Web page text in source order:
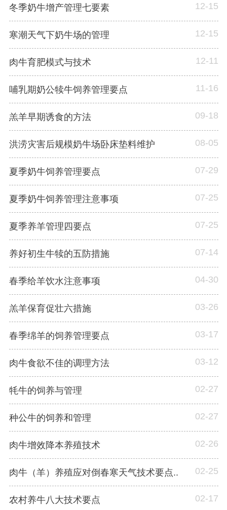
冬季奶牛增产管理七要素 12-15
寒潮天气下奶牛场的管理 12-15
肉牛育肥模式与技术 12-11
哺乳期奶公犊牛饲养管理要点 11-16
羔羊早期诱食的方法 09-18
洪涝灾害后规模奶牛场卧床垫料维护 08-05
夏季奶牛饲养管理要点 07-29
夏季奶牛饲养管理注意事项 07-25
夏季养羊管理四要点 07-25
养好初生牛犊的五防措施 07-14
春季给羊饮水注意事项 04-30
羔羊保育促壮六措施 03-26
春季绵羊的饲养管理要点 03-17
肉牛食欲不佳的调理方法 03-12
牦牛的饲养与管理 02-27
种公牛的饲养和管理 02-27
肉牛增效降本养殖技术 02-26
肉牛（羊）养殖应对倒春寒天气技术要点.. 02-25
农村养牛八大技术要点 02-17